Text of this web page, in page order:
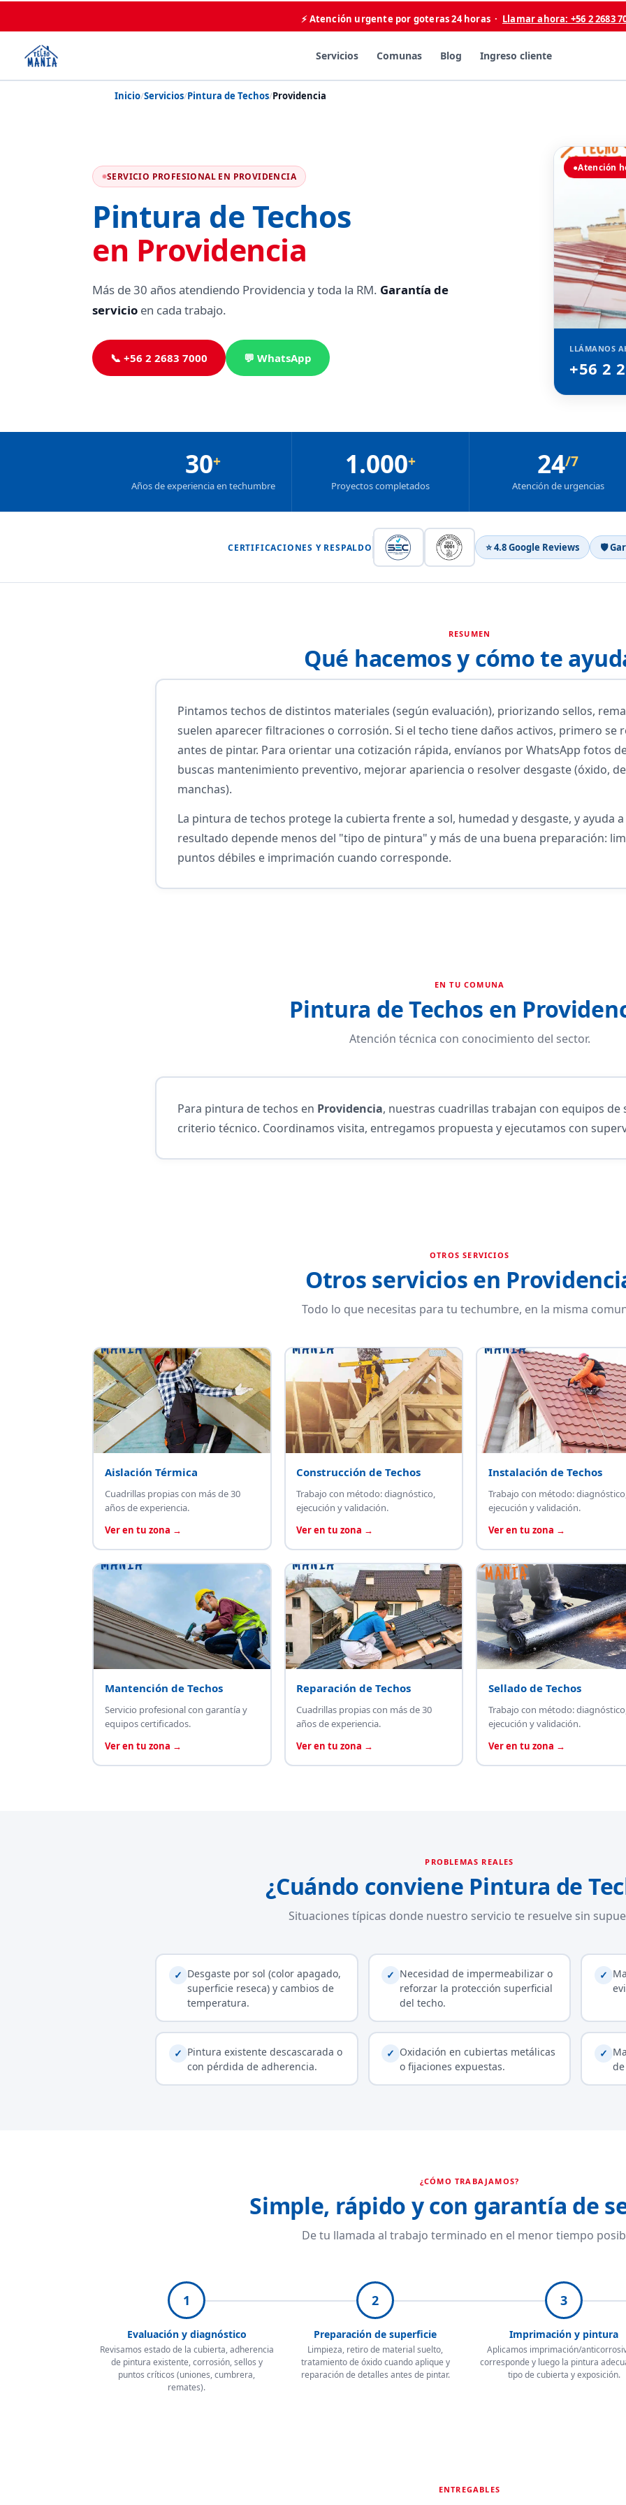
⚡ Atención urgente por goteras 24 horas · Llamar ahora: +56 2 2683
Servicios Comunas Blog Ingreso cliente
Inicio/Servicios/Pintura de Techos/Providencia
SERVICIO PROFESIONAL EN PROVIDENCIA
Pintura de Techos
en Providencia
Más de 30 años atendiendo Providencia y toda la RM. Garantía de
servicio en cada trabajo.
📞 +56 2 2683 7000 💬 WhatsApp
●Atención
LLÁMANOS
+56 2
30+
Años de experiencia en techumbre
1.000+
Proyectos completados
24/7
Atención de urgencias
CERTIFICACIONES Y RESPALDO ⭐ 4.8 Google Reviews 🛡
RESUMEN
Qué hacemos y cómo te
Pintamos techos de distintos materiales (según evaluación), priorizando sellos,
suelen aparecer filtraciones o corrosión. Si el techo tiene daños activos, primero se
antes de pintar. Para orientar una cotización rápida, envíanos por WhatsApp fotos
buscas mantenimiento preventivo, mejorar apariencia o resolver desgaste (óxido,
manchas).
La pintura de techos protege la cubierta frente a sol, humedad y desgaste, y ayuda
resultado depende menos del "tipo de pintura" y más de una buena preparación:
puntos débiles e imprimación cuando corresponde.
EN TU COMUNA
Pintura de Techos en
Atención técnica con conocimiento del sector.
Para pintura de techos en Providencia, nuestras cuadrillas trabajan con equipos
criterio técnico. Coordinamos visita, entregamos propuesta y ejecutamos con
OTROS SERVICIOS
Otros servicios en
Todo lo que necesitas para tu techumbre, en la misma
Aislación Térmica
Cuadrillas propias con más de 30
años de experiencia.
Ver en tu zona →
Construcción de Techos
Trabajo con método: diagnóstico,
ejecución y validación.
Ver en tu zona →
Instalación de Techos
Trabajo con método:
ejecución y validación.
Ver en tu zona →
Mantención de Techos
Servicio profesional con garantía y
equipos certificados.
Ver en tu zona →
Reparación de Techos
Cuadrillas propias con más de 30
años de experiencia.
Ver en tu zona →
Sellado de Techos
Trabajo con método:
ejecución y validación.
Ver en tu zona →
PROBLEMAS REALES
¿Cuándo conviene Pintura de
Situaciones típicas donde nuestro servicio te resuelve sin
✓ Desgaste por sol (color apagado,
superficie reseca) y cambios de
temperatura.
✓ Necesidad de impermeabilizar o
reforzar la protección superficial
del techo.
✓
✓ Pintura existente descascarada o
con pérdida de adherencia.
✓ Oxidación en cubiertas metálicas
o fijaciones expuestas.
✓
¿CÓMO TRABAJAMOS?
Simple, rápido y con garantía de
De tu llamada al trabajo terminado en el menor tiempo
1
Evaluación y diagnóstico
Revisamos estado de la cubierta, adherencia
de pintura existente, corrosión, sellos y
puntos críticos (uniones, cumbrera,
remates).
2
Preparación de superficie
Limpieza, retiro de material suelto,
tratamiento de óxido cuando aplique y
reparación de detalles antes de pintar.
3
Imprimación y pintura
Aplicamos imprimación/
corresponde y luego la pintura
tipo de cubierta y exposición.
ENTREGABLES